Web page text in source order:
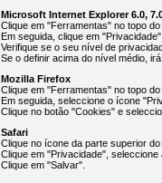
Microsoft Internet Explorer 6.0,
Clique em "Ferramentas" no topo
Em seguida, clique em
Verifique se o seu nível de
Se o definir acima do nível médio,
Mozilla Firefox
Clique em "Ferramentas" no topo
Em seguida, seleccione o ícone
Clique no botão "Cookies" e
Safari
Clique no ícone da parte superior
Clique em "Privacidade",
Clique em "Salvar".